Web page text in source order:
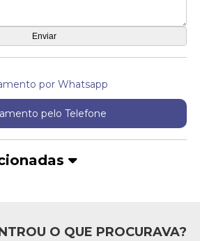
por Whatsapp
pelo Telefone
O QUE PROCURAVA?